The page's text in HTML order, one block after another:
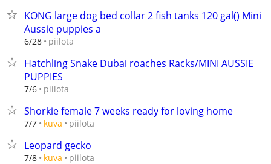
KONG large dog bed collar 2 fish tanks 120 gal() Mini
Aussie puppies a
6/28 piilota
Hatchling Snake Dubai roaches Racks/MINI AUSSIE
PUPPIES
7/6 piilota
Shorkie female 7 weeks ready for loving home
7/7 kuva piilota
Leopard gecko
7/8 kuva piilota